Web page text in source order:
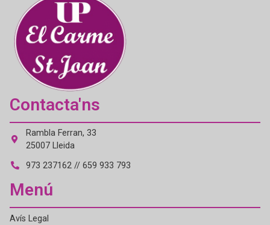
Contacta'ns
Rambla Ferran, 33
25007 Lleida
973 237162 // 659 933 793
Menú
Avís Legal